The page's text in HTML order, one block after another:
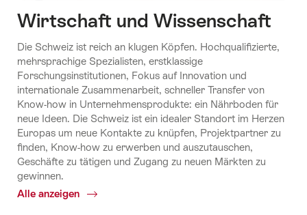
Wirtschaft und Wissenschaft
Die Schweiz ist reich an klugen Köpfen. Hochqualifizierte,
mehrsprachige Spezialisten, erstklassige
Forschungsinstitutionen, Fokus auf Innovation und
internationale Zusammenarbeit, schneller Transfer von
Know-how in Unternehmensprodukte: ein Nährboden für
neue Ideen. Die Schweiz ist ein idealer Standort im Herzen
Europas um neue Kontakte zu knüpfen, Projektpartner zu
finden, Know-how zu erwerben und auszutauschen,
Geschäfte zu tätigen und Zugang zu neuen Märkten zu
gewinnen.
Alle anzeigen
Common.Of